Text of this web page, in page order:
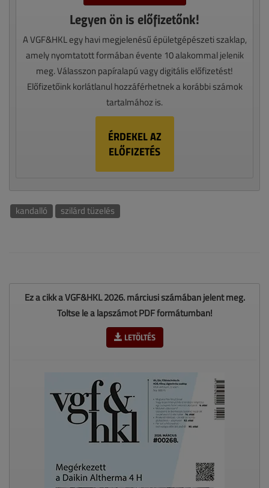
Legyen ön is előfizetőnk!
A VGF&HKL egy havi megjelenésű épületgépészeti szaklap,
amely nyomtatott formában évente 10 alakommal jelenik
meg. Válasszon papíralapú vagy digitális előfizetést!
Előfizetőink korlátlanul hozzáférhetnek a korábbi számok
tartalmához is.
ÉRDEKEL AZ
ELŐFIZETÉS
kandalló szilárd tüzelés
Ez a cikk a VGF&HKL 2026. márciusi számában jelent meg.
Töltse le a lapszámot PDF formátumban!
LETÖLTÉS